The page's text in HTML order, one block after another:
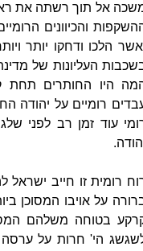
אל תוך רשתה את
והכיוונים
הלכו ודחקו יותר
העליונות של
היו החותרים תחת
רומיים על יהודה
עוד זמן רב לפני
רומית זו חייב
על אויבו המסוכן
בטוחה משלהם
הי' חרות על